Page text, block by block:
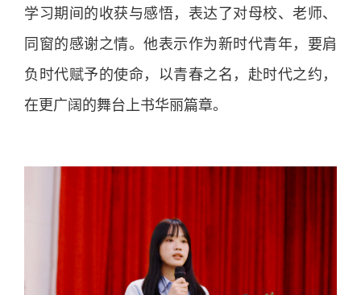
学习期间的收获与感悟，表达了对母校、老师、
同窗的感谢之情。他表示作为新时代青年，要肩
负时代赋予的使命，以青春之名，赴时代之约，
在更广阔的舞台上书华丽篇章。